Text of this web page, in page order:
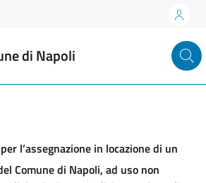
di Napoli
l’assegnazione in locazione di un
Comune di Napoli, ad uso non